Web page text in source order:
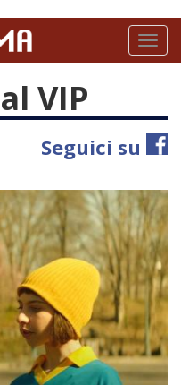
Toggle
VIP
Seguici su